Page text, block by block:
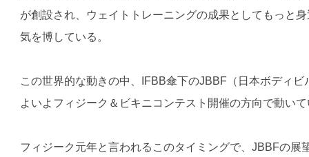
が創設され、ウェイトトレーニングの成果としてもっと
気を博している。
この世界的な動きの中、IFBB傘下のJBBF（日本ボディ
よいよフィジーク＆ビキニコンテスト開催の方向で動い
フィジーク元年と言われるこのタイミングで、JBBFの展